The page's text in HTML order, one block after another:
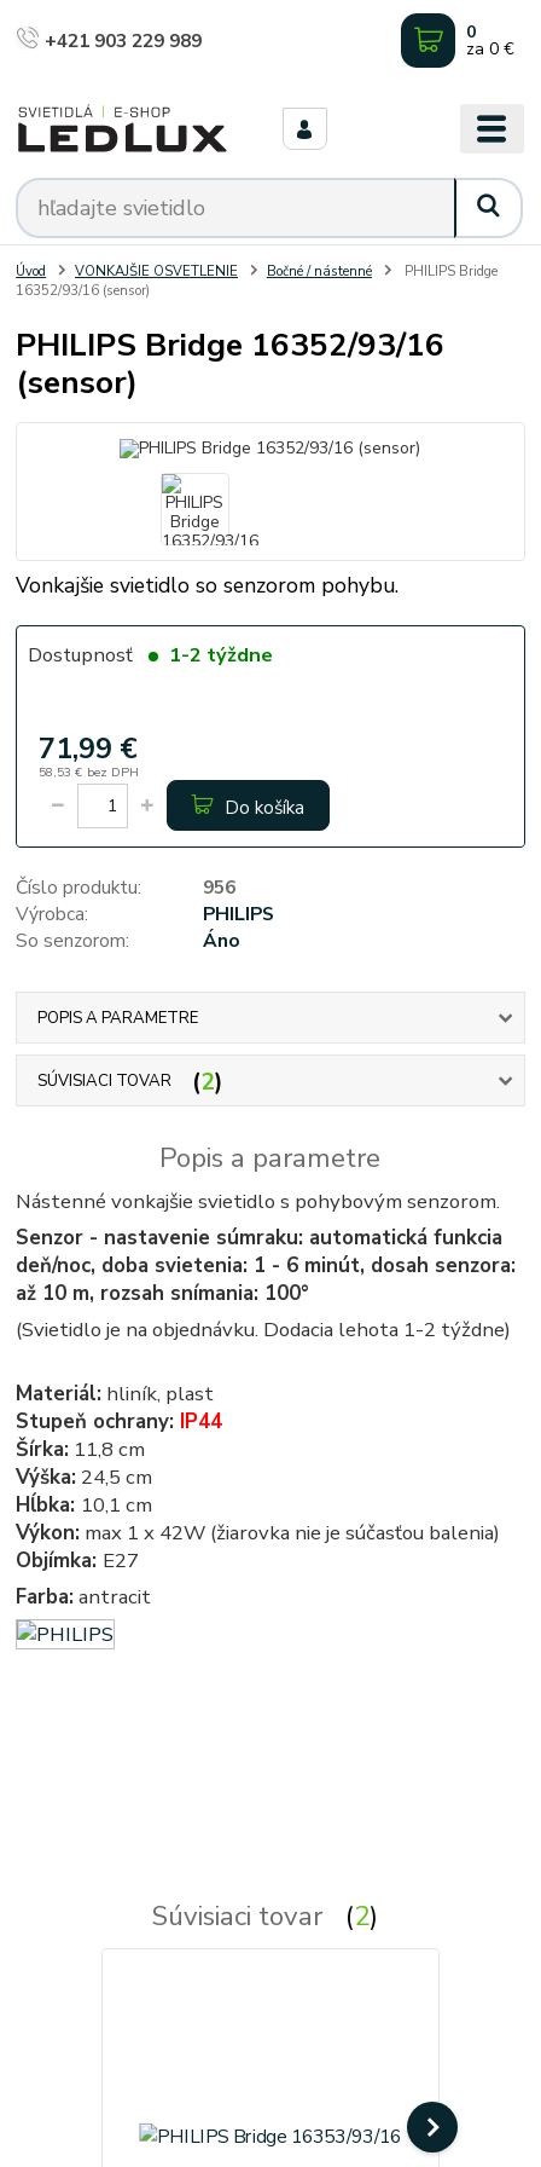
+421 903 229 989 0
za 0 €
Úvod VONKAJŠIE OSVETLENIE Bočné / nástenné
PHILIPS Bridge
16352/93/16 (sensor)
PHILIPS Bridge 16352/93/16
(sensor)
Vonkajšie svietidlo so senzorom pohybu.
Dostupnosť 1-2 týždne
71,99 €
58,53 € bez DPH
Do košíka
Číslo produktu:
956
Výrobca:
PHILIPS
So senzorom:
Áno
POPIS A PARAMETRE
SÚVISIACI TOVAR 2
Popis a parametre
Nástenné vonkajšie svietidlo s pohybovým senzorom.
Senzor - nastavenie súmraku: automatická funkcia
deň/noc, doba svietenia: 1 - 6 minút, dosah senzora:
až 10 m, rozsah snímania: 100°
(Svietidlo je na objednávku. Dodacia lehota 1-2 týždne)
Materiál: hliník, plast
Stupeň ochrany: IP44
Šírka: 11,8 cm
Výška: 24,5 cm
Hĺbka: 10,1 cm
Výkon: max 1 x 42W (žiarovka nie je súčasťou balenia)
Objímka: E27
Farba: antracit
Súvisiaci tovar 2